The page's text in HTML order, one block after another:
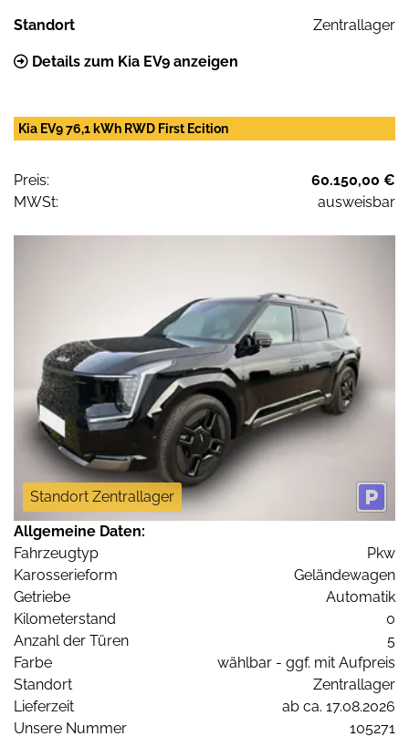
Standort Zentrallager
Details zum Kia EV9 anzeigen
Kia EV9 76,1 kWh RWD First Ecition
Preis:
60.150,00 €
MWSt:
ausweisbar
Standort Zentrallager
Allgemeine Daten:
Fahrzeugtyp
Pkw
Karosserieform
Geländewagen
Getriebe
Automatik
Kilometerstand
0
Anzahl der Türen
5
Farbe
wählbar - ggf. mit Aufpreis
Standort
Zentrallager
Lieferzeit
ab ca. 17.08.2026
Unsere Nummer
105271